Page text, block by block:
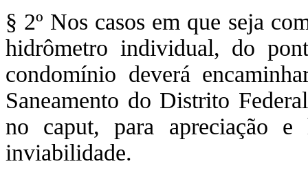
§ 2º Nos casos em que seja
hidrômetro individual, do
condomínio deverá
Saneamento do Distrito
no caput, para apreciação
inviabilidade.